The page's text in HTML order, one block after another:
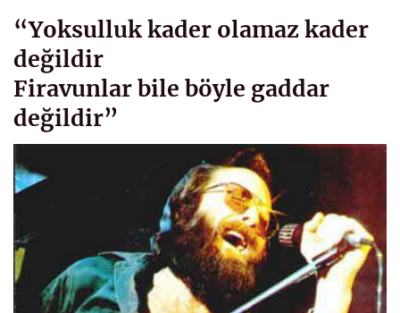
“Yoksulluk kader olamaz kader
değildir
Firavunlar bile böyle gaddar
değildir”